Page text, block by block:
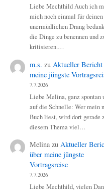
Liebe Mechthild Auch ich
mich noch einmal für deinen
unermüdlichen Drang
die Dinge zu benennen und
kritisieren.…
m.s. zu Aktueller Bericht
meine jüngste
7.7.2026
Liebe Melina, ganz spontan
auf die Schnelle: Wer mein
Buch liest, wird dort gerade
diesem Thema viel…
Melina zu Aktueller
über meine jüngste
Vortragsreise
7.7.2026
Liebe Mechthild, vielen